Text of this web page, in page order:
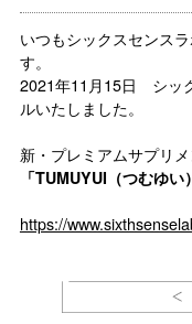
いつもシックスセンス
す。
2021年11月15日 シッ
ルいたしました。
新・プレミアムサプリ
「TUMUYUI（つむゆい
https://